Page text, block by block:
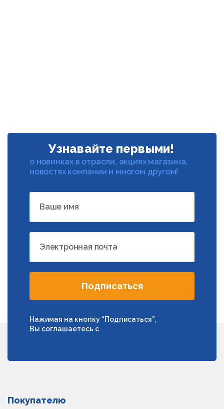
Узнавайте первыми!
о новинках в отрасли, акциях магазина,
новостях компании и многом другом!
Ваше имя
Электронная почта
Подписаться
Нажимая на кнопку “Подписаться”,
Вы соглашаетесь с
Покупателю